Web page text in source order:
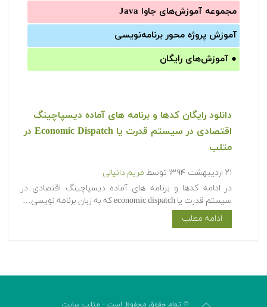
مجموعه آموزش‌های جاوا Java
آموزش‌ پروژه محور برنامه‌نویسی
● آموزش‌های رایگان
دانلود رایگان کدها و برنامه های آماده دیسپاچینگ
اقتصادی در سیستم قدرت یا Economic Dispatch در
متلب
۲۱ اردیبهشت ۱۳۹۴ توسط مریم دانیالی
‫در ادامه کدها و برنامه های آماده دیسپاچینگ اقتصادی در
سیستم قدرت یا economic dispatch که به زبان برنامه نویسی…
ادامه مطلب
© تمام حقوق محفوظ است - متلب سایت